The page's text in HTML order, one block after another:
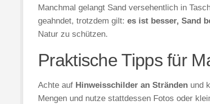
Manchmal gelangt Sand versehentlich in
geahndet, trotzdem gilt: es ist besser, Sand
Natur zu schützen.
Praktische Tipps für
Achte auf Hinweisschilder an Stränden und
Mengen und nutze stattdessen Fotos oder